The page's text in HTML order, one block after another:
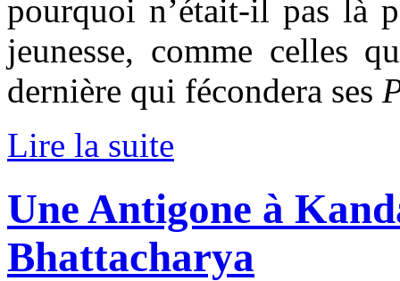
pourquoi n’était-il pas là
jeunesse, comme celles
dernière qui fécondera ses
Lire la suite
Une Antigone à
Bhattacharya